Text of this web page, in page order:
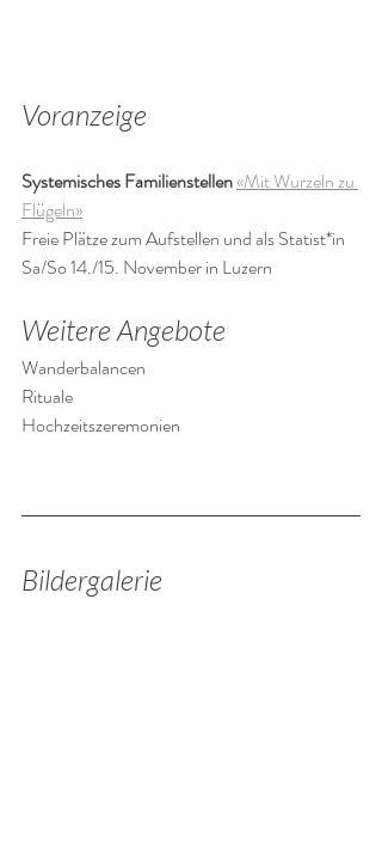
Voranzeige
Systemisches Familienstellen«Mit Wurzeln zu
Flügeln»
Freie Plätze zum Aufstellen und als Statist*in
Sa/So 14./15. November in Luzern
Weitere Angebote
Wanderbalancen
Rituale
Hochzeitszeremonien
Bildergalerie